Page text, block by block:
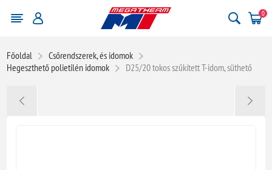
0
Főoldal
Csőrendszerek, és idomok
Hegeszthető polietilén idomok
D25/20 tokos szűkített T-idom, süthető